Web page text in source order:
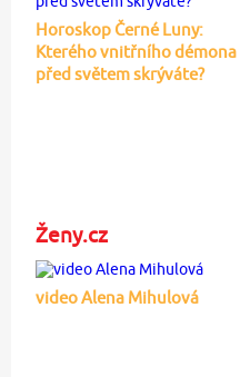
Horoskop Černé Luny:
Kterého vnitřního démona
před světem skrýváte?
Ženy.cz
video Alena Mihulová